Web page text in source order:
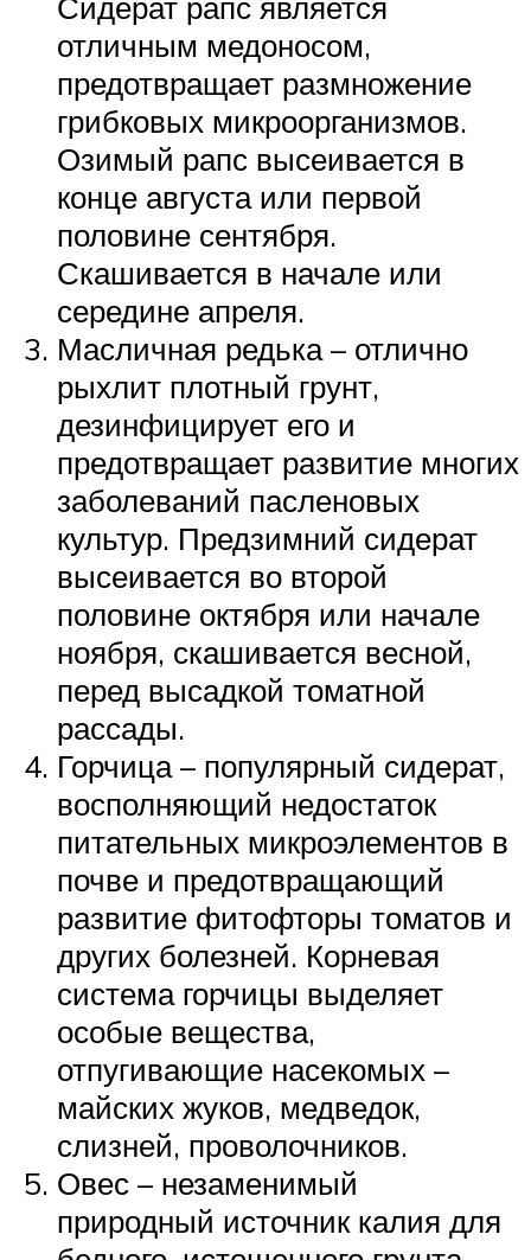
отличным медоносом,
предотвращает размножение
грибковых микроорганизмов.
Озимый рапс высеивается в
конце августа или первой
половине сентября.
Скашивается в начале или
середине апреля.
Масличная редька – отлично
рыхлит плотный грунт,
дезинфицирует его и
предотвращает развитие многих
заболеваний пасленовых
культур. Предзимний сидерат
высеивается во второй
половине октября или начале
ноября, скашивается весной,
перед высадкой томатной
рассады.
Горчица – популярный сидерат,
восполняющий недостаток
питательных микроэлементов в
почве и предотвращающий
развитие фитофторы томатов и
других болезней. Корневая
система горчицы выделяет
особые вещества,
отпугивающие насекомых –
майских жуков, медведок,
слизней, проволочников.
Овес – незаменимый
природный источник калия для